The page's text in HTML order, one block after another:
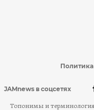
JAMnews в соцсетях
Топонимы и